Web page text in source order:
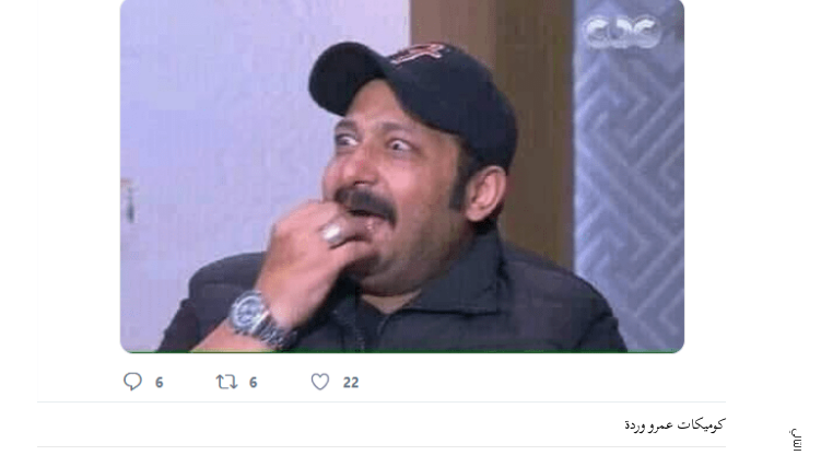
كوميكات عمرو وردة